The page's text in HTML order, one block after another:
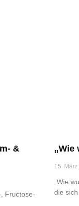
&
Fructose-
„Wie
15. März
„Wie
die